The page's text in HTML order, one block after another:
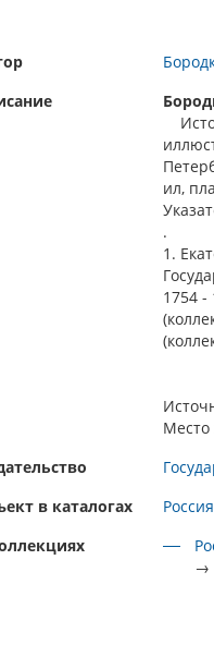
ил,
.
1.
1754 -
Место
в каталогах
→